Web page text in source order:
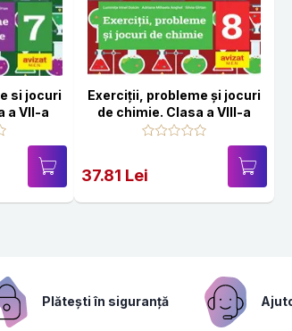
si jocuri
a VII-a
Exerciţii, probleme și jocuri
de chimie. Clasa a VIII-a
37.81 Lei
Plătești în siguranță